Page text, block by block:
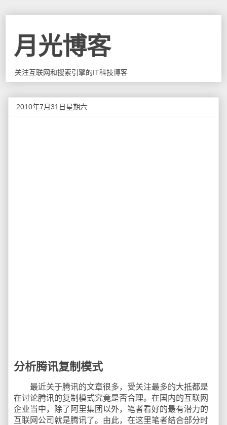
月光博客
关注互联网和搜索引擎的IT科技博客
2010年7月31日星期六
分析腾讯复制模式
最近关于腾讯的文章很多，受关注最多的大抵都是
在讨论腾讯的复制模式究竟是否合理。在国内的互联网
企业当中，除了阿里集团以外，笔者看好的最有潜力的
互联网公司就是腾讯了。由此，在这里笔者结合部分时